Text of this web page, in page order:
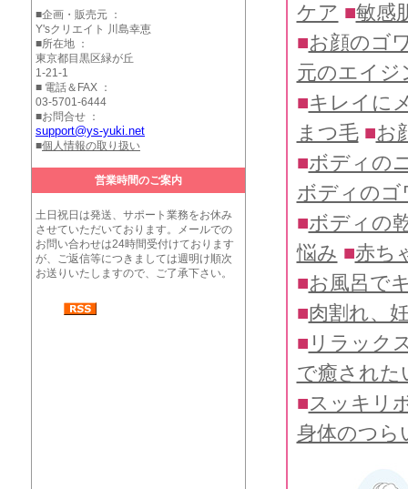
■企画・販売元 ：
Y'sクリエイト 川島幸恵
■所在地 ：
東京都目黒区緑が丘
1-21-1
■ 電話＆FAX ：
03-5701-6444
■お問合せ ：
support@ys-yuki.net
■個人情報の取り扱い
営業時間のご案内
土日祝日は発送、サポート業務をお休み
させていただいております。メールでの
お問い合わせは24時間受付けております
が、ご返信等につきましては週明け順次
お送りいたしますので、ご了承下さい。
ケア ■敏感
■お顔のゴ
元のエイジ
■キレイに
まつ毛■お
■ボディの
ボディのゴ
■ボディの
悩み ■赤ち
■お風呂で
■肉割れ、
■ リラック
で癒された
■スッキリ
身体のつら